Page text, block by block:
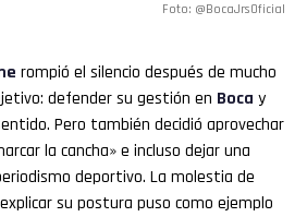
Foto: @BocaJrsOficial
rompió el silencio después de mucho
defender su gestión en Boca y
Pero también decidió aprovechar
la cancha» e incluso dejar una
deportivo. La molestia de
su postura puso como ejemplo